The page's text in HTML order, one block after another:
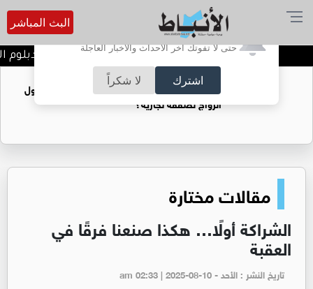
أترغب في تفعيل الإشعارات؟
حتى لا تفوتك آخر الأحداث والأخبار العاجلة
اشترك لا شكراً
البث المباشر
أسماء المرشحين برنامج الدبلوم العالي قبل الخدمة
فتيات يستغللنه لتحقيق مكاسب مادية.. هل تحول
الزواج لصفقة تجارية؟
مقالات مختارة
الشراكة أولًا… هكذا صنعنا فرقًا في
العقبة
تاريخ النشر : الأحد - am 02:33 | 2025-08-10